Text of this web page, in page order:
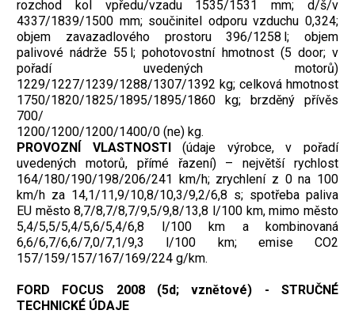
rozchod kol vpředu/vzadu 1535/1531 mm; d/š/v
4337/1839/1500 mm; součinitel odporu vzduchu 0,324;
objem zavazadlového prostoru 396/1258 l; objem
palivové nádrže 55 l; pohotovostní hmotnost (5 door; v
pořadí uvedených motorů)
1229/1227/1239/1288/1307/1392 kg; celková hmotnost
1750/1820/1825/1895/1895/1860 kg; brzděný přívěs
700/
1200/1200/1200/1400/0 (ne) kg.
PROVOZNÍ VLASTNOSTI(údaje výrobce, v pořadí
uvedených motorů, přímé řazení) – největší rychlost
164/180/190/198/206/241 km/h; zrychlení z 0 na 100
km/h za 14,1/11,9/10,8/10,3/9,2/6,8 s; spotřeba paliva
EU město 8,7/8,7/8,7/9,5/9,8/13,8 l/100 km, mimo město
5,4/5,5/5,4/5,6/5,4/6,8 l/100 km a kombinovaná
6,6/6,7/6,6/7,0/7,1/9,3 l/100 km; emise CO2
157/159/157/167/169/224 g/km.
FORD FOCUS 2008 (5d; vznětové) - STRUČNÉ
TECHNICKÉ ÚDAJE